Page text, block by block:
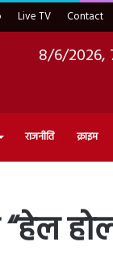
Live TV Contact
8/6/2026,
राजनीति क्राइम